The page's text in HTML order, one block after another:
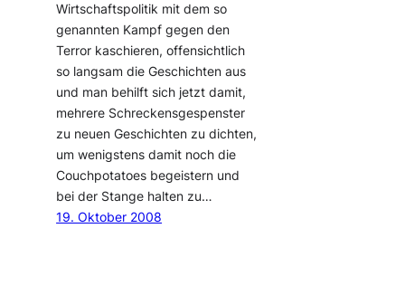
Wirtschaftspolitik mit dem so
genannten Kampf gegen den
Terror kaschieren, offensichtlich
so langsam die Geschichten aus
und man behilft sich jetzt damit,
mehrere Schreckensgespenster
zu neuen Geschichten zu dichten,
um wenigstens damit noch die
Couchpotatoes begeistern und
bei der Stange halten zu…
19. Oktober 2008